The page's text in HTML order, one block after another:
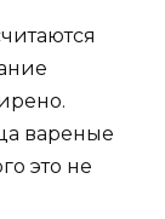
вареные
это не